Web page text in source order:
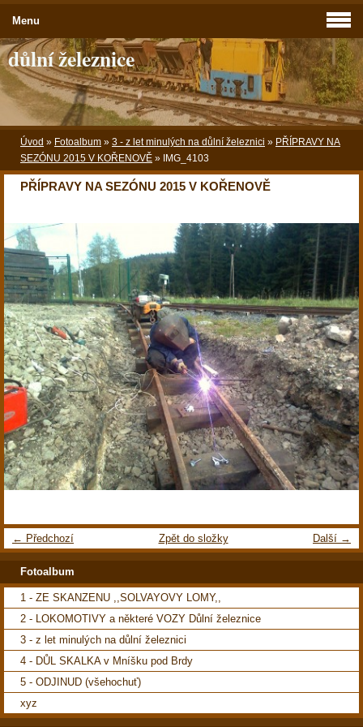
důlní železnice
Úvod » Fotoalbum » 3 - z let minulých na důlní železnici » PŘÍPRAVY NA
SEZÓNU 2015 V KOŘENOVĚ » IMG_4103
PŘÍPRAVY NA SEZÓNU 2015 V KOŘENOVĚ
← Předchozí Další →
Zpět do složky
Menu
Fotoalbum
1 - ZE SKANZENU ,,SOLVAYOVY LOMY,,
2 - LOKOMOTIVY a některé VOZY Důlní železnice
3 - z let minulých na důlní železnici
4 - DŮL SKALKA v Mníšku pod Brdy
5 - ODJINUD (všehochuť)
xyz